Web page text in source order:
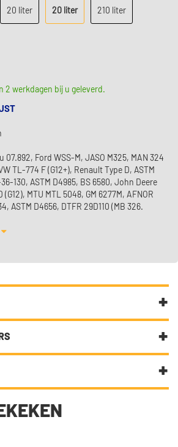
20 liter 20 liter 210 liter
2 werkdagen bij u geleverd.
Ford WSS-M, JASO M325, MAN 324
TL-774 F (G12+), Renault Type D, ASTM
130, ASTM D4985, BS 6580, John Deere
MTU MTL 5048, GM 6277M, AFNOR
ASTM D4656, DTFR 29D110 (MB 326.
20L ZIL